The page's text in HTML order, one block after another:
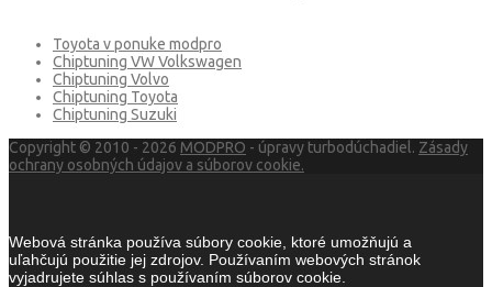
Toyota v ponuke modpro
Chiptuning VW Volkswagen
Chiptuning Volvo
Chiptuning Toyota
Chiptuning Suzuki
Copyright © 2010 - 2026 MODPRO - úpravy turbodúchadiel. Zásady
ochrany osobných údajov a súborov cookie.
Webová stránka používa súbory cookie, ktoré umožňujú a
uľahčujú použitie jej zdrojov. Používaním webových stránok
vyjadrujete súhlas s používaním súborov cookie.